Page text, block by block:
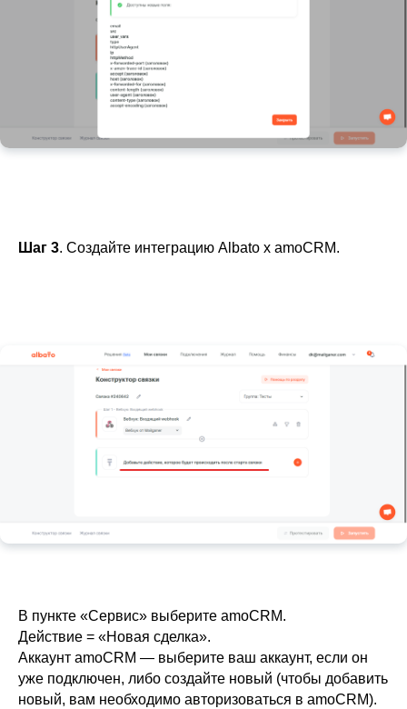
Шаг 3. Создайте интеграцию Albato х amoCRM.
В пункте «Сервис» выберите amoCRM.
Действие = «Новая сделка».
Аккаунт amoCRM — выберите ваш аккаунт, если он
уже подключен, либо создайте новый (чтобы добавить
новый, вам необходимо авторизоваться в amoCRM).